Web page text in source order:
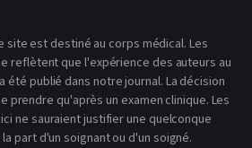
site est destiné au corps médical. Les
reflètent que l'expérience des auteurs au
été publié dans notre journal. La décision
prendre qu'après un examen clinique. Les
ne sauraient justifier une quelconque
part d'un soignant ou d'un soigné.